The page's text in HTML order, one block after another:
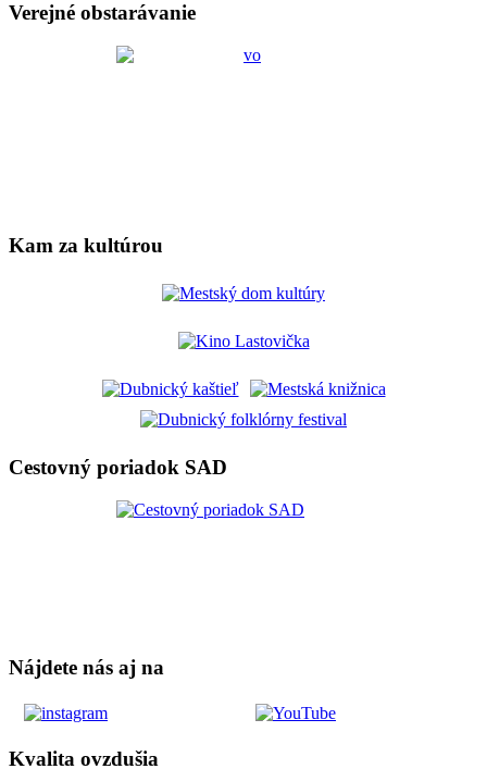
Verejné obstarávanie
Kam za kultúrou
Cestovný poriadok SAD
Nájdete nás aj na
Kvalita ovzdušia